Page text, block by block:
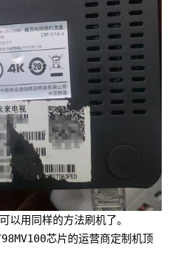
以用同样的方法刷机了。
芯片的运营商定制机顶